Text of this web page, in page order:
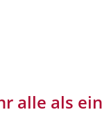
alle als ein